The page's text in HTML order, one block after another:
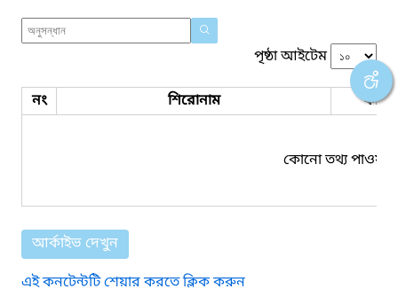
পৃষ্ঠা আইটেম
নং শিরোনাম ফাইল
কোনো তথ্য পাওয়া
আর্কাইভ দেখুন
এই কনটেন্টটি শেয়ার করতে ক্লিক করুন